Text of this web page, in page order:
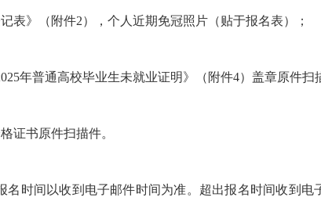
》（附件2），个人近期免冠照片（贴于报名表）；
年普通高校毕业生未就业证明》（附件4）盖章原件扫
书原件扫描件。
时间以收到电子邮件时间为准。超出报名时间收到电